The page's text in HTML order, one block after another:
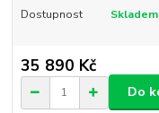
Dostupnost
35 890 Kč
Do